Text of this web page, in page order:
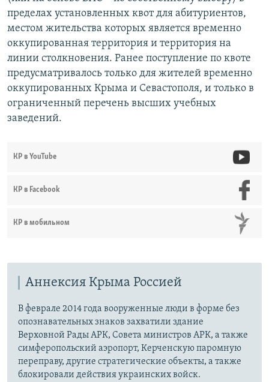
пределах установленных квот для абитуриентов,
местом жительства которых является временно
оккупированная территория и территория на
линии столкновения. Ранее поступление по квоте
предусматривалось только для жителей временно
оккупированных Крыма и Севастополя, и только в
ограниченный перечень высших учебных
заведений.
КР в YouTube
КР в Facebook
КР в мобильном
Аннексия Крыма Россией
В феврале 2014 года вооруженные люди в форме без
опознавательных знаков захватили здание
Верховной Рады АРК, Совета министров АРК, а также
симферопольский аэропорт, Керченскую паромную
переправу, другие стратегические объекты, а также
блокировали действия украинских войск.